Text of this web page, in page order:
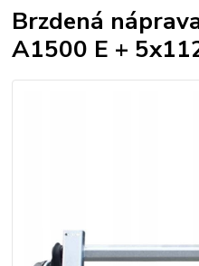
Brzdená
A1500 E +